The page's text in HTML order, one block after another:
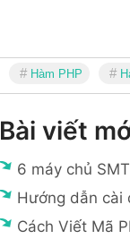
Hàm PHP
Bài viết
6 máy chủ
Hướng dẫn cài
Cách Viết Mã